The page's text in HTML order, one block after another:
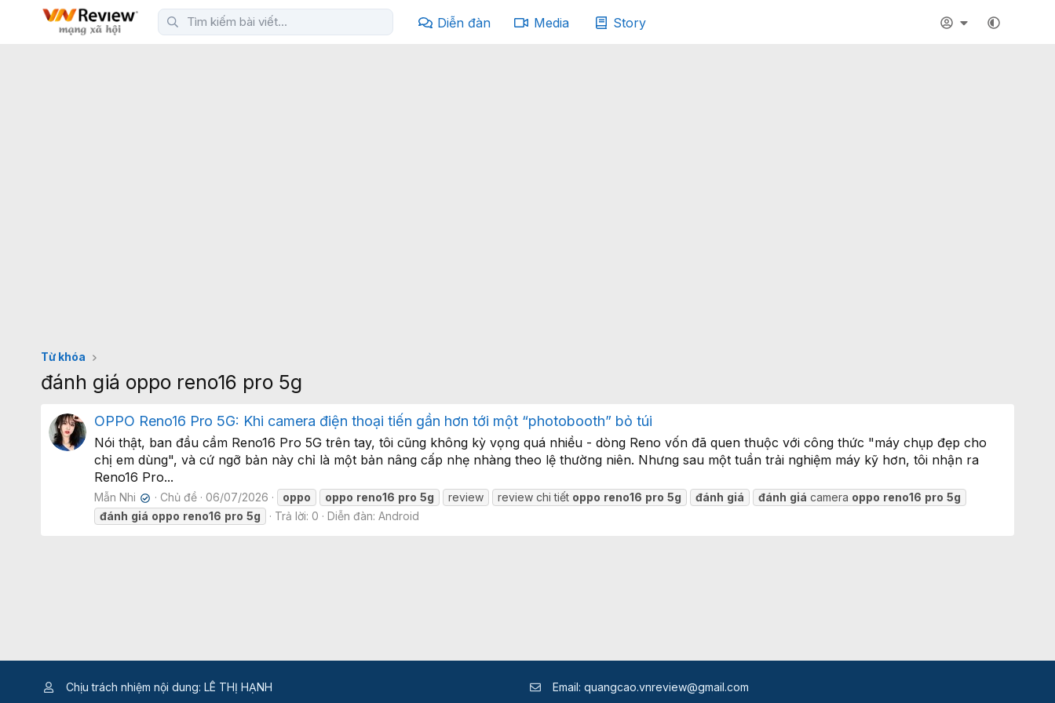
Diễn đàn Media Story
Từ khóa
đánh giá oppo reno16 pro 5g
OPPO Reno16 Pro 5G: Khi camera điện thoại tiến gần hơn tới một “photobooth” bỏ túi
Nói thật, ban đầu cầm Reno16 Pro 5G trên tay, tôi cũng không kỳ vọng quá nhiều - dòng Reno vốn đã quen thuộc với công thức "máy chụp đẹp cho
chị em dùng", và cứ ngỡ bản này chỉ là một bản nâng cấp nhẹ nhàng theo lệ thường niên. Nhưng sau một tuần trải nghiệm máy kỹ hơn, tôi nhận ra
Reno16 Pro...
Mẫn Nhi ✔ Chủ đề 06/07/2026 oppo oppo reno16 pro 5g review review chi tiết oppo reno16 pro 5g đánh giá đánh giá camera oppo reno16 pro 5g
đánh giá oppo reno16 pro 5g Trả lời: 0 Diễn đàn: Android
Chịu trách nhiệm nội dung: LÊ THỊ HẠNH Email: quangcao.vnreview@gmail.com